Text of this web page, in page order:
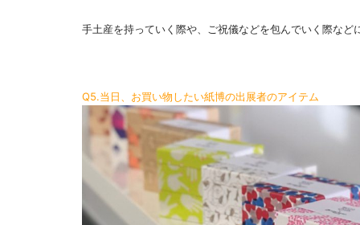
手土産を持っていく際や、ご祝儀などを包んでいく際など
Q5.当日、お買い物したい紙博の出展者のアイテム